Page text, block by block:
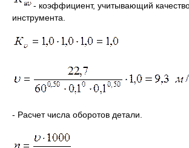
- коэффициент, учитывающий
инструмента.
- Расчет числа оборотов детали.